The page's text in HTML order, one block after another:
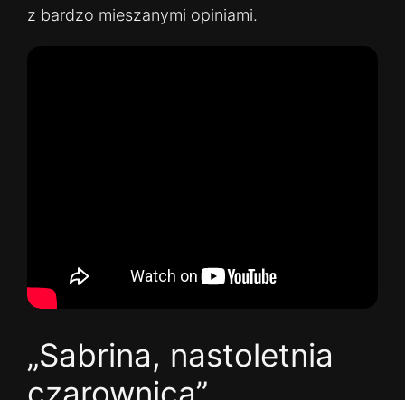
z bardzo mieszanymi opiniami.
„Sabrina, nastoletnia